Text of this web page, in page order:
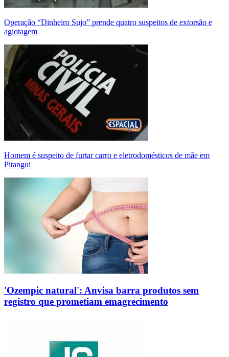
Operação “Dinheiro Sujo” prende quatro suspeitos de extorsão e
agiotagem
Homem é suspeito de furtar carro e eletrodomésticos de mãe em
Pitangui
'Ozempic natural': Anvisa barra produtos sem
registro que prometiam emagrecimento